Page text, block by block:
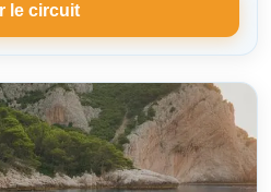
le circuit